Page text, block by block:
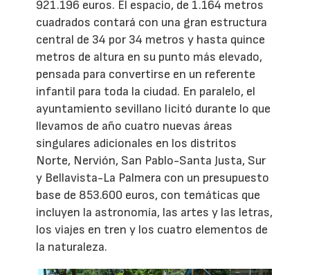
921.196 euros. El espacio, de 1.164 metros
cuadrados contará con una gran estructura
central de 34 por 34 metros y hasta quince
metros de altura en su punto más elevado,
pensada para convertirse en un referente
infantil para toda la ciudad. En paralelo, el
ayuntamiento sevillano licitó durante lo que
llevamos de año cuatro nuevas áreas
singulares adicionales en los distritos
Norte, Nervión, San Pablo-Santa Justa, Sur
y Bellavista-La Palmera con un presupuesto
base de 853.600 euros, con temáticas que
incluyen la astronomía, las artes y las letras,
los viajes en tren y los cuatro elementos de
la naturaleza.